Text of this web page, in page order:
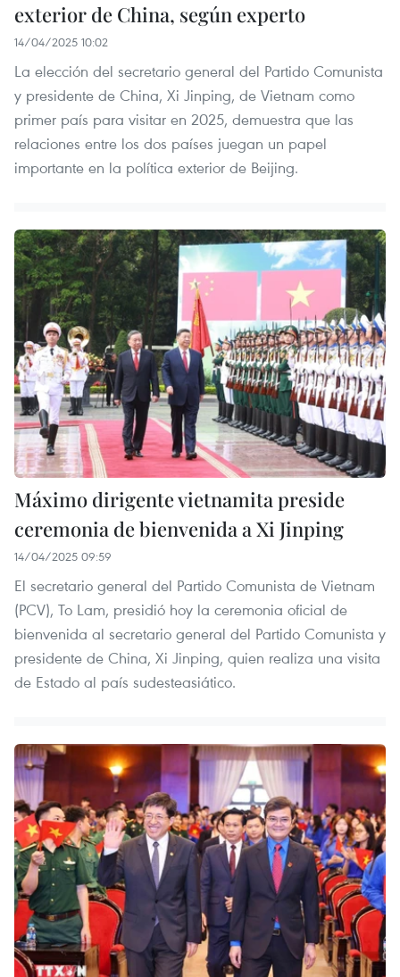
exterior de China, según experto
14/04/2025 10:02
La elección del secretario general del Partido Comunista
y presidente de China, Xi Jinping, de Vietnam como
primer país para visitar en 2025, demuestra que las
relaciones entre los dos países juegan un papel
importante en la política exterior de Beijing.
Máximo dirigente vietnamita preside
ceremonia de bienvenida a Xi Jinping
14/04/2025 09:59
El secretario general del Partido Comunista de Vietnam
(PCV), To Lam, presidió hoy la ceremonia oficial de
bienvenida al secretario general del Partido Comunista y
presidente de China, Xi Jinping, quien realiza una visita
de Estado al país sudesteasiático.